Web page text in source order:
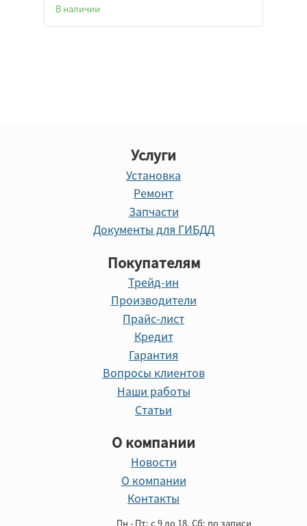
В наличии
Услуги
Установка
Ремонт
Запчасти
Документы для ГИБДД
Покупателям
Трейд-ин
Производители
Прайс-лист
Кредит
Гарантия
Вопросы клиентов
Наши работы
Статьи
О компании
Новости
О компании
Контакты
Пн - Пт: с 9 до 18, Cб: по записи